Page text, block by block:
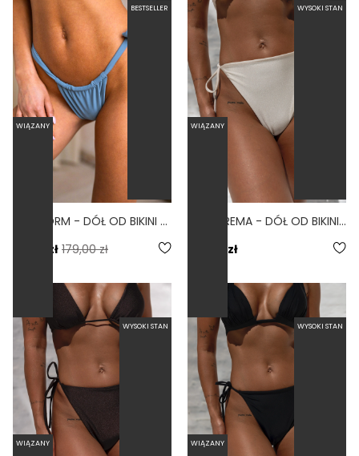
BESTSELLER
TIE STORM - DÓŁ OD BIKINI WIĄZANY WYCIĘTY ZGASZONY NIEBIESKI
89,50 zł 179,00 zł
WYSOKI STAN
VIVA CREMA - DÓŁ OD BIKINI WIĄZANY Z WYSOKIM STANEM KREMOWY
179,00 zł
WIĄZANY
WYSOKI STAN
WIĄZANY
WYSOKI STAN
WIĄZANY WIĄZANY